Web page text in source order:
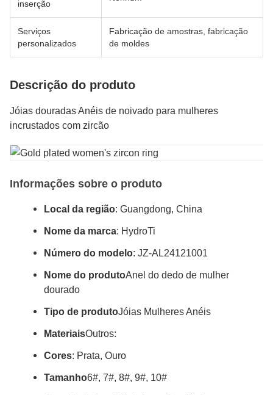
inserção
Serviços
personalizados
Fabricação de amostras, fabricação
de moldes
Descrição do produto
Jóias douradas Anéis de noivado para mulheres
incrustados com zircão
Informações sobre o produto
Local da região: Guangdong, China
Nome da marca: HydroTi
Número do modelo: JZ-AL24121001
Nome do produtoAnel do dedo de mulher
dourado
Tipo de produtoJóias Mulheres Anéis
MateriaisOutros:
Cores: Prata, Ouro
Tamanho6#, 7#, 8#, 9#, 10#